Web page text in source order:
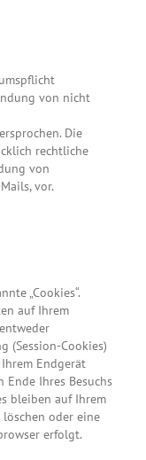
von nicht
Die
rechtliche
von
vor.
„Cookies“.
auf Ihrem
(Session-Cookies)
Endgerät
Ende Ihres Besuchs
bleiben auf Ihrem
löschen oder eine
erfolgt.